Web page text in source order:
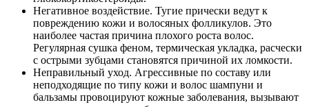
Негативное воздействие. Тугие прически ведут к
повреждению кожи и волосяных фолликулов. Это
наиболее частая причина плохого роста волос.
Регулярная сушка феном, термическая укладка, расчески
с острыми зубцами становятся причиной их ломкости.
Неправильный уход. Агрессивные по составу или
неподходящие по типу кожи и волос шампуни и
бальзамы провоцируют кожные заболевания, вызывают